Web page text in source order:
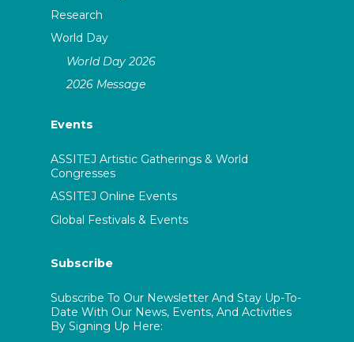
Research
World Day
World Day 2026
2026 Message
Events
ASSITEJ Artistic Gatherings & World
Congresses
ASSITEJ Online Events
Global Festivals & Events
Subscribe
Subscribe To Our Newsletter And Stay Up-To-
Date With Our News, Events, And Activities
By Signing Up Here: